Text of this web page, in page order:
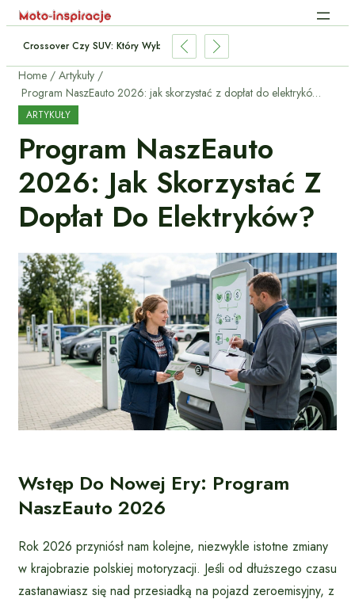
Crossover Czy SUV: Który Wybrać Do Miasta I Trasy?
Home
Artykuły
Program NaszEauto 2026: jak skorzystać z dopłat do elektryków?
ARTYKUŁY
Program NaszEauto
2026: Jak Skorzystać Z
Dopłat Do Elektryków?
Wstęp Do Nowej Ery: Program
NaszEauto 2026
Rok 2026 przyniósł nam kolejne, niezwykle istotne zmiany
w krajobrazie polskiej motoryzacji. Jeśli od dłuższego czasu
zastanawiasz się nad przesiadką na pojazd zeroemisyjny, z